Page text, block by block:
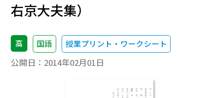
右京大夫集）
高 国語 授業プリント・ワークシート
公開日： 2014年02月01日